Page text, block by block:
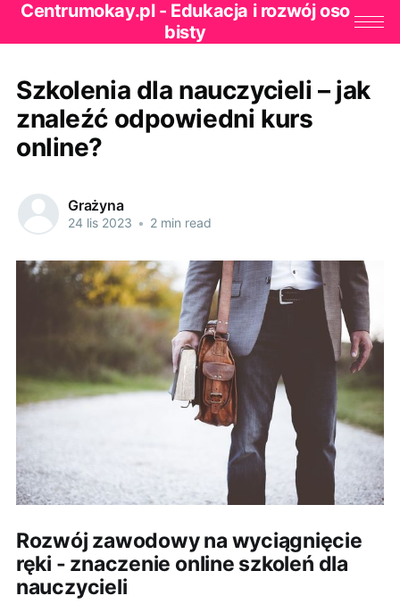
Centrumokay.pl - Edukacja i rozwój oso
bisty
Szkolenia dla nauczycieli – jak
znaleźć odpowiedni kurs
online?
Grażyna
24 lis 2023 • 2 min read
Rozwój zawodowy na wyciągnięcie
ręki - znaczenie online szkoleń dla
nauczycieli